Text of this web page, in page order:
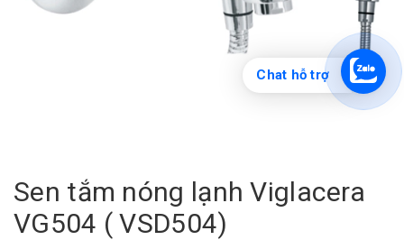
Sen tắm nóng lạnh Viglacera
VG504 ( VSD504)
Chat hỗ trợ